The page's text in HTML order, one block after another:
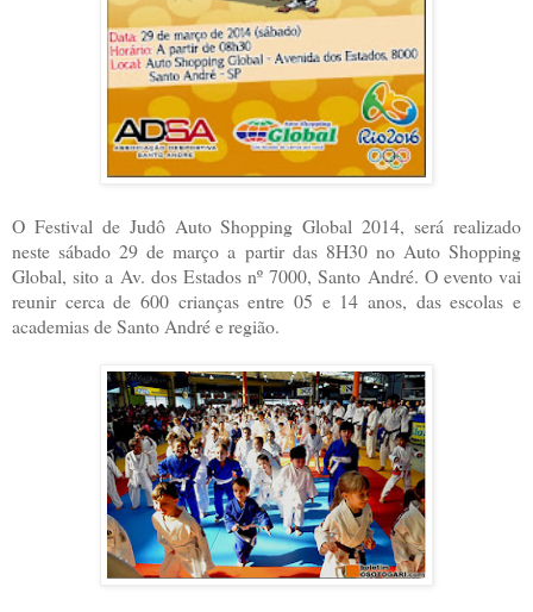
O Festival de Judô Auto Shopping Global 2014, será realizado
neste sábado 29 de março a partir das 8H30 no Auto Shopping
Global, sito a Av. dos Estados nº 7000, Santo André. O evento vai
reunir cerca de 600 crianças entre 05 e 14 anos, das escolas e
academias de Santo André e região.